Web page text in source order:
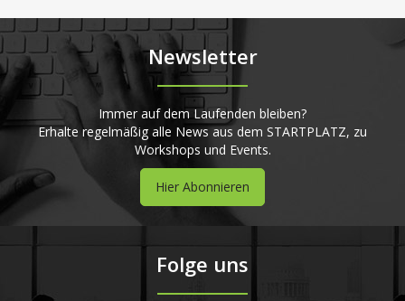
Newsletter
Immer auf dem Laufenden bleiben?
Erhalte regelmäßig alle News aus dem STARTPLATZ, zu
Workshops und Events.
Hier Abonnieren
Folge uns